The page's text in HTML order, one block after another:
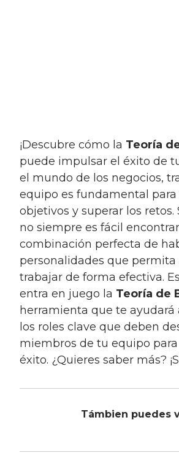
¡Descubre cómo la Teoría
puede impulsar el éxito de
el mundo de los negocios,
equipo es fundamental para
objetivos y superar los retos.
no siempre es fácil
combinación perfecta de
personalidades que
trabajar de forma efectiva.
entra en juego la Teoría de
herramienta que te
los roles clave que deben
miembros de tu equipo para
éxito. ¿Quieres saber más?
Támbien puedes